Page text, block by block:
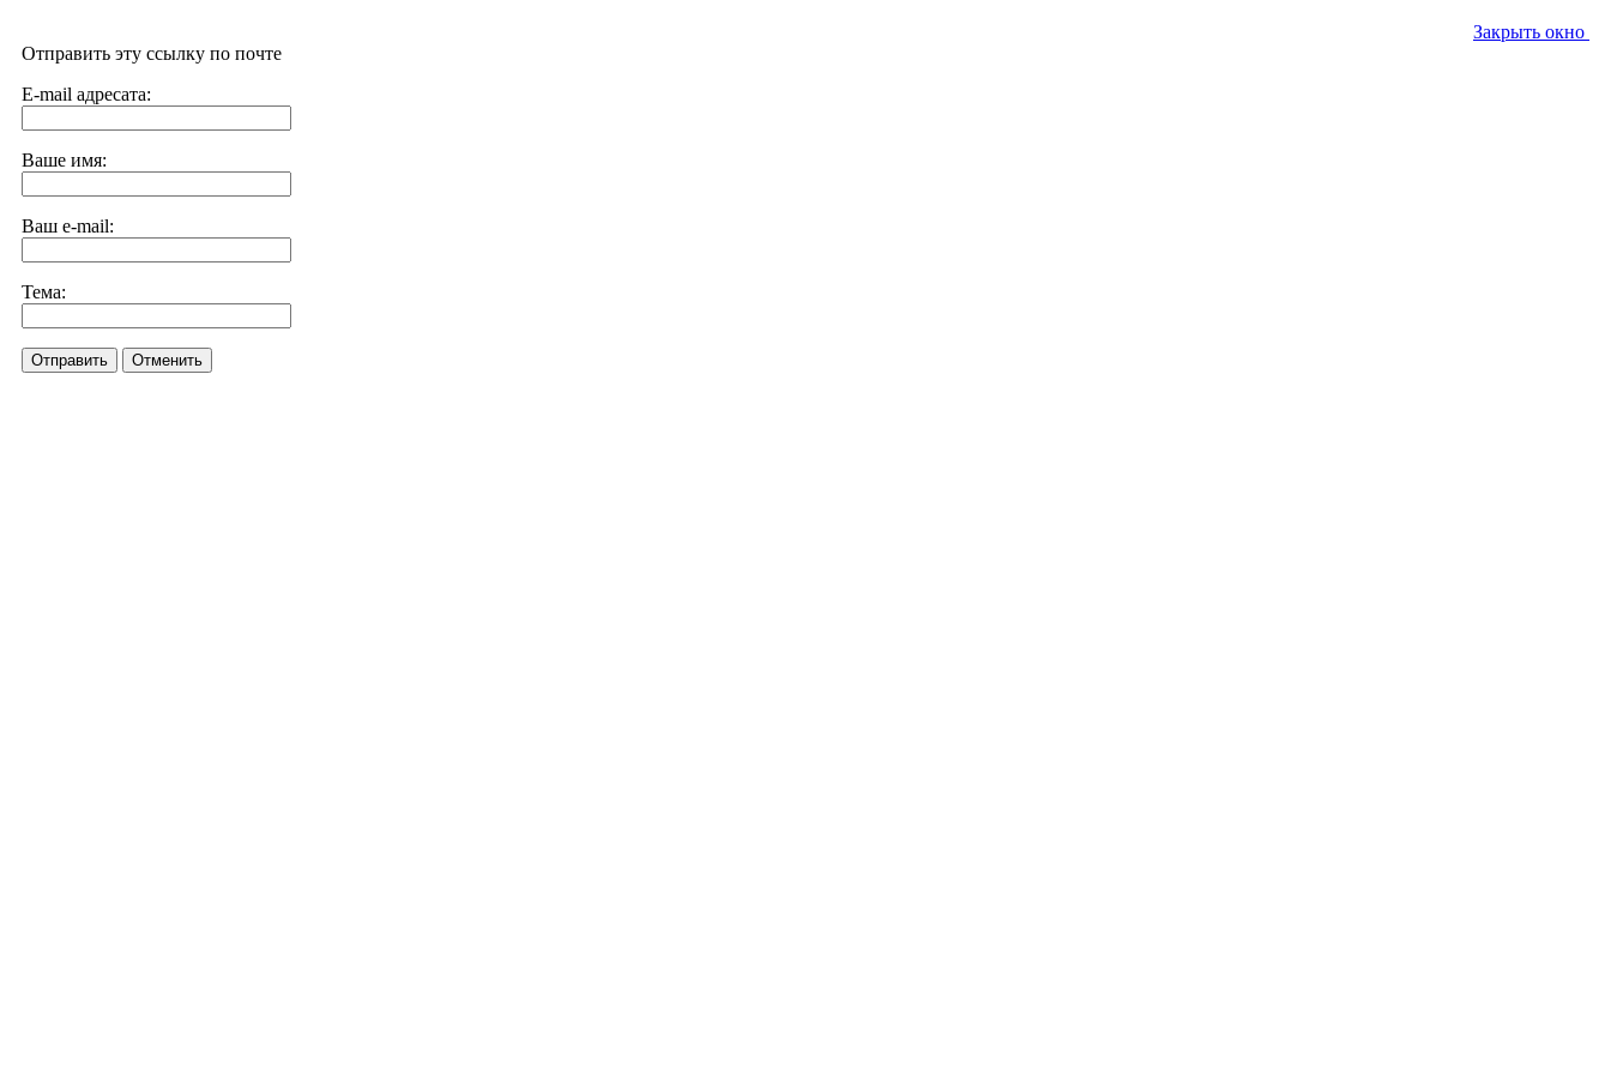
Закрыть окно
Отправить эту ссылку по почте
E-mail адресата:
Ваше имя:
Ваш e-mail:
Тема:
Отправить Отменить